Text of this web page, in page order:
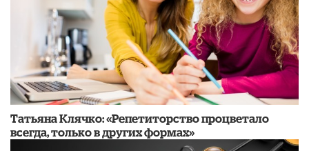
​Татьяна Клячко: «Репетиторство процветало
всегда, только в других формах»